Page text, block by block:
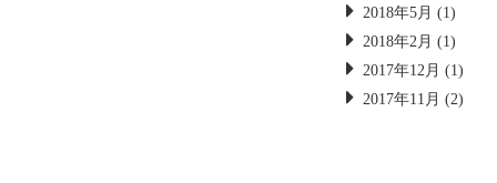
2018年5月 (1)
2018年2月 (1)
2017年12月 (1)
2017年11月 (2)